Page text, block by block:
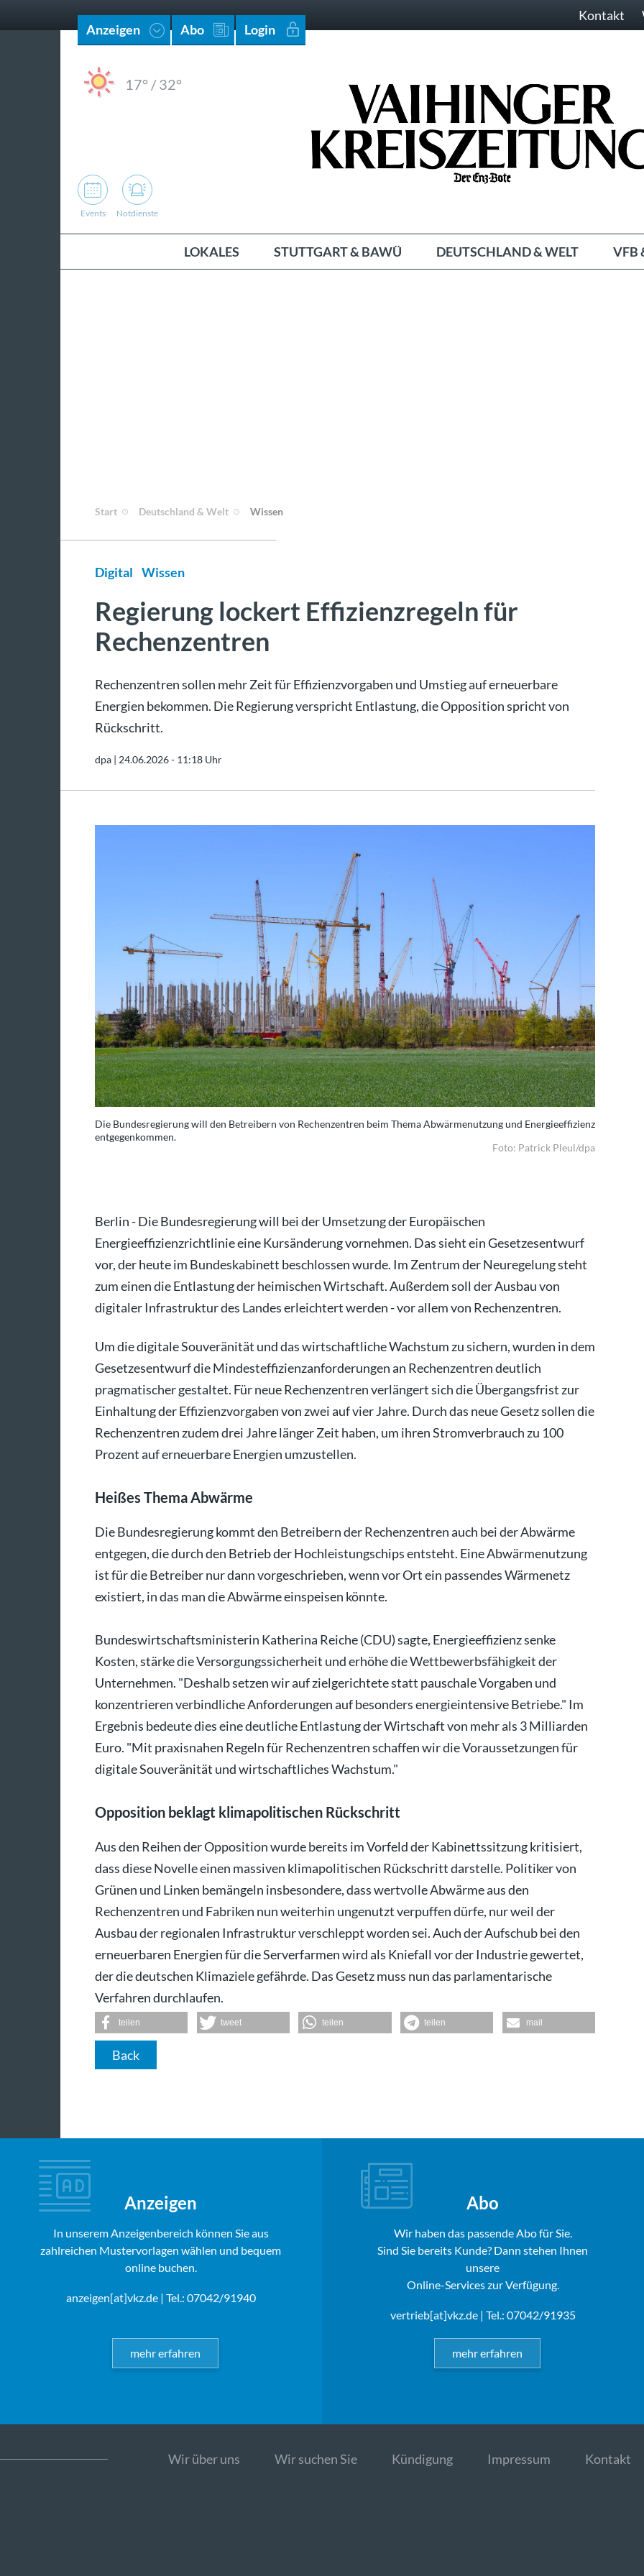
Anzeigen Abo Login
Kontakt
17° /32°
Events Notdienste
LOKALES STUTTGART & BAWÜ DEUTSCHLAND & WELT VFB
Start Deutschland & Welt Wissen
Digital Wissen
Regierung lockert Effizienzregeln für
Rechenzentren
Rechenzentren sollen mehr Zeit für Effizienzvorgaben und Umstieg auf erneuerbare
Energien bekommen. Die Regierung verspricht Entlastung, die Opposition spricht von
Rückschritt.
dpa | 24.06.2026 - 11:18 Uhr
Die Bundesregierung will den Betreibern von Rechenzentren beim Thema Abwärmenutzung und Energieeffizienz
entgegenkommen.
Foto: Patrick Pleul/dpa
Berlin - Die Bundesregierung will bei der Umsetzung der Europäischen
Energieeffizienzrichtlinie eine Kursänderung vornehmen. Das sieht ein Gesetzesentwurf
vor, der heute im Bundeskabinett beschlossen wurde. Im Zentrum der Neuregelung steht
zum einen die Entlastung der heimischen Wirtschaft. Außerdem soll der Ausbau von
digitaler Infrastruktur des Landes erleichtert werden - vor allem von Rechenzentren.
Um die digitale Souveränität und das wirtschaftliche Wachstum zu sichern, wurden in dem
Gesetzesentwurf die Mindesteffizienzanforderungen an Rechenzentren deutlich
pragmatischer gestaltet. Für neue Rechenzentren verlängert sich die Übergangsfrist zur
Einhaltung der Effizienzvorgaben von zwei auf vier Jahre. Durch das neue Gesetz sollen die
Rechenzentren zudem drei Jahre länger Zeit haben, um ihren Stromverbrauch zu 100
Prozent auf erneuerbare Energien umzustellen.
Heißes Thema Abwärme
Die Bundesregierung kommt den Betreibern der Rechenzentren auch bei der Abwärme
entgegen, die durch den Betrieb der Hochleistungschips entsteht. Eine Abwärmenutzung
ist für die Betreiber nur dann vorgeschrieben, wenn vor Ort ein passendes Wärmenetz
existiert, in das man die Abwärme einspeisen könnte.
Bundeswirtschaftsministerin Katherina Reiche (CDU) sagte, Energieeffizienz senke
Kosten, stärke die Versorgungssicherheit und erhöhe die Wettbewerbsfähigkeit der
Unternehmen. "Deshalb setzen wir auf zielgerichtete statt pauschale Vorgaben und
konzentrieren verbindliche Anforderungen auf besonders energieintensive Betriebe." Im
Ergebnis bedeute dies eine deutliche Entlastung der Wirtschaft von mehr als 3 Milliarden
Euro. "Mit praxisnahen Regeln für Rechenzentren schaffen wir die Voraussetzungen für
digitale Souveränität und wirtschaftliches Wachstum."
Opposition beklagt klimapolitischen Rückschritt
Aus den Reihen der Opposition wurde bereits im Vorfeld der Kabinettssitzung kritisiert,
dass diese Novelle einen massiven klimapolitischen Rückschritt darstelle. Politiker von
Grünen und Linken bemängeln insbesondere, dass wertvolle Abwärme aus den
Rechenzentren und Fabriken nun weiterhin ungenutzt verpuffen dürfe, nur weil der
Ausbau der regionalen Infrastruktur verschleppt worden sei. Auch der Aufschub bei den
erneuerbaren Energien für die Serverfarmen wird als Kniefall vor der Industrie gewertet,
der die deutschen Klimaziele gefährde. Das Gesetz muss nun das parlamentarische
Verfahren durchlaufen.
teilen tweet teilen teilen mail
Back
Anzeigen
In unserem Anzeigenbereich können Sie aus
zahlreichen Mustervorlagen wählen und bequem
online buchen.
anzeigen[at]vkz.de| Tel.: 07042/91940
mehr erfahren
Abo
Wir haben das passende Abo für Sie.
Sind Sie bereits Kunde? Dann stehen Ihnen
unsere
Online-Services zur Verfügung.
vertrieb[at]vkz.de| Tel.: 07042/91935
mehr erfahren
Wir über uns Wir suchen Sie Kündigung Impressum Kontakt